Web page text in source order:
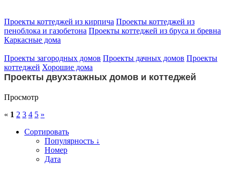
Проекты коттеджей из кирпича Проекты коттеджей из
пеноблока и газобетона Проекты коттеджей из бруса и бревна
Каркасные дома
Проекты загородных домов Проекты дачных домов Проекты
коттеджей Хорошие дома
Проекты двухэтажных домов и коттеджей
Просмотр
« 1 2 3 4 5 »
Сортировать
Популярность ↓
Номер
Дата